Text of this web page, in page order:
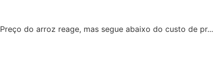
Preço do arroz reage, mas segue abaixo do custo de pr...